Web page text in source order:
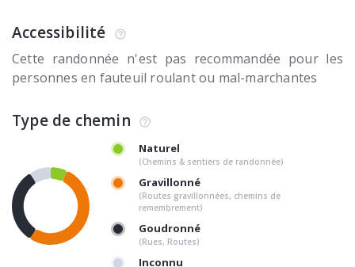
Accessibilité
Cette randonnée n'est pas recommandée pour les
personnes en fauteuil roulant ou mal-marchantes
Type de chemin
Naturel
(Chemins & sentiers de randonnée)
Gravillonné
(Routes gravillonnées, chemins de
remembrement)
Goudronné
(Rues, Routes)
Inconnu